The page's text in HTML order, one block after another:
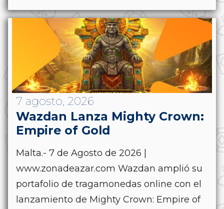
7 agosto, 2026
Wazdan Lanza Mighty Crown:
Empire of Gold
Malta.- 7 de Agosto de 2026 |
www.zonadeazar.com Wazdan amplió su
portafolio de tragamonedas online con el
lanzamiento de Mighty Crown: Empire of